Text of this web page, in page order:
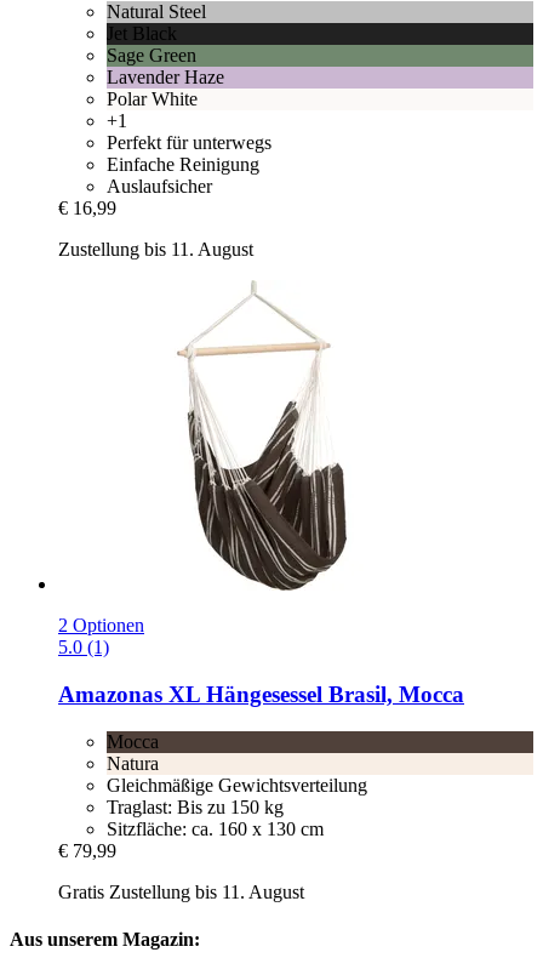
Natural Steel
Jet Black
Sage Green
Lavender Haze
Polar White
+1
Perfekt für unterwegs
Einfache Reinigung
Auslaufsicher
€ 16,99
Zustellung bis 11. August
2 Optionen
5.0 (1)
Amazonas XL Hängesessel Brasil, Mocca
Mocca
Natura
Gleichmäßige Gewichtsverteilung
Traglast: Bis zu 150 kg
Sitzfläche: ca. 160 x 130 cm
€ 79,99
Gratis Zustellung bis 11. August
Aus unserem Magazin: